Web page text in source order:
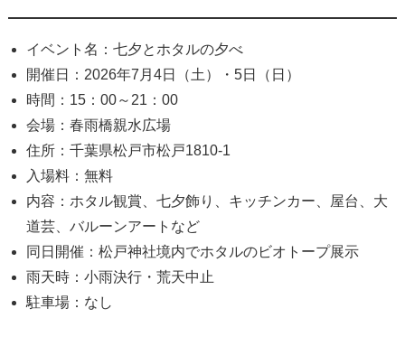
イベント名：七夕とホタルの夕べ
開催日：2026年7月4日（土）・5日（日）
時間：15：00～21：00
会場：春雨橋親水広場
住所：千葉県松戸市松戸1810-1
入場料：無料
内容：ホタル観賞、七夕飾り、キッチンカー、屋台、大
道芸、バルーンアートなど
同日開催：松戸神社境内でホタルのビオトープ展示
雨天時：小雨決行・荒天中止
駐車場：なし